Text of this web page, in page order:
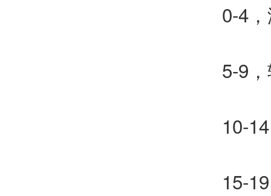
0-4，
5-9，
10-14
15-19